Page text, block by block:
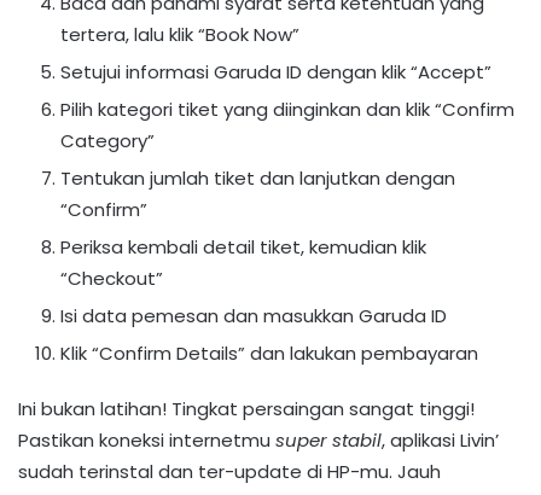
tertera, lalu klik “Book Now”
Setujui informasi Garuda ID dengan klik “Accept”
Pilih kategori tiket yang diinginkan dan klik “Confirm
Category”
Tentukan jumlah tiket dan lanjutkan dengan
“Confirm”
Periksa kembali detail tiket, kemudian klik
“Checkout”
Isi data pemesan dan masukkan Garuda ID
Klik “Confirm Details” dan lakukan pembayaran
Ini bukan latihan! Tingkat persaingan sangat tinggi!
Pastikan koneksi internetmu super stabil, aplikasi Livin’
sudah terinstal dan ter-update di HP-mu. Jauh